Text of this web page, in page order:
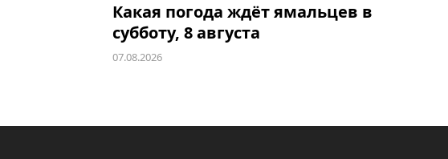
Какая погода ждёт ямальцев в
субботу, 8 августа
07.08.2026